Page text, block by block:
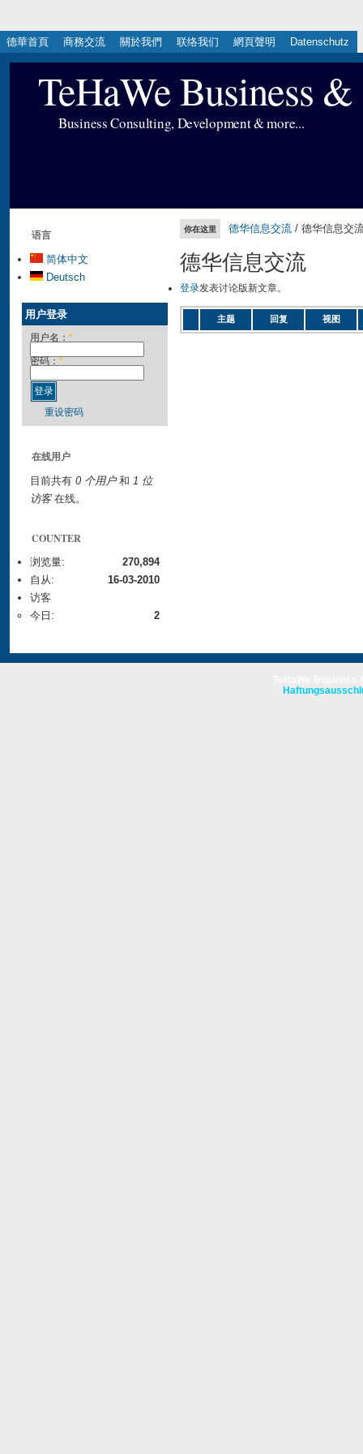
德華首頁 商務交流 關於我們 联络我们 網頁聲明 Datenschutz
TeHaWe Business
Business Consulting, Development & more...
语言
简体中文
Deutsch
用户登录
用户名： *
密码： *
重设密码
在线用户
目前共有 0 个用户和 1 位
访客在线。
COUNTER
浏览量:
270,894
自从:
16-03-2010
访客
今日:
2
你在这里 德华信息交流 / 德华信息交
德华信息交流
登录发表讨论版新文章。
主题 回复 视图